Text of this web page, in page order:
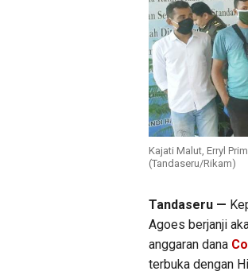
Kajati Malut, Erryl
(Tandaseru/Rikam)
Tandaseru —
Agoes berjanji
anggaran dana
terbuka dengan